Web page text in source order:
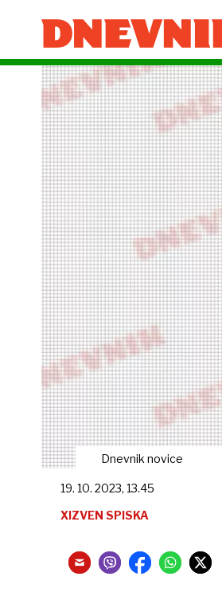
Dnevnik novice
19. 10. 2023, 13.45
XIZVEN SPISKA